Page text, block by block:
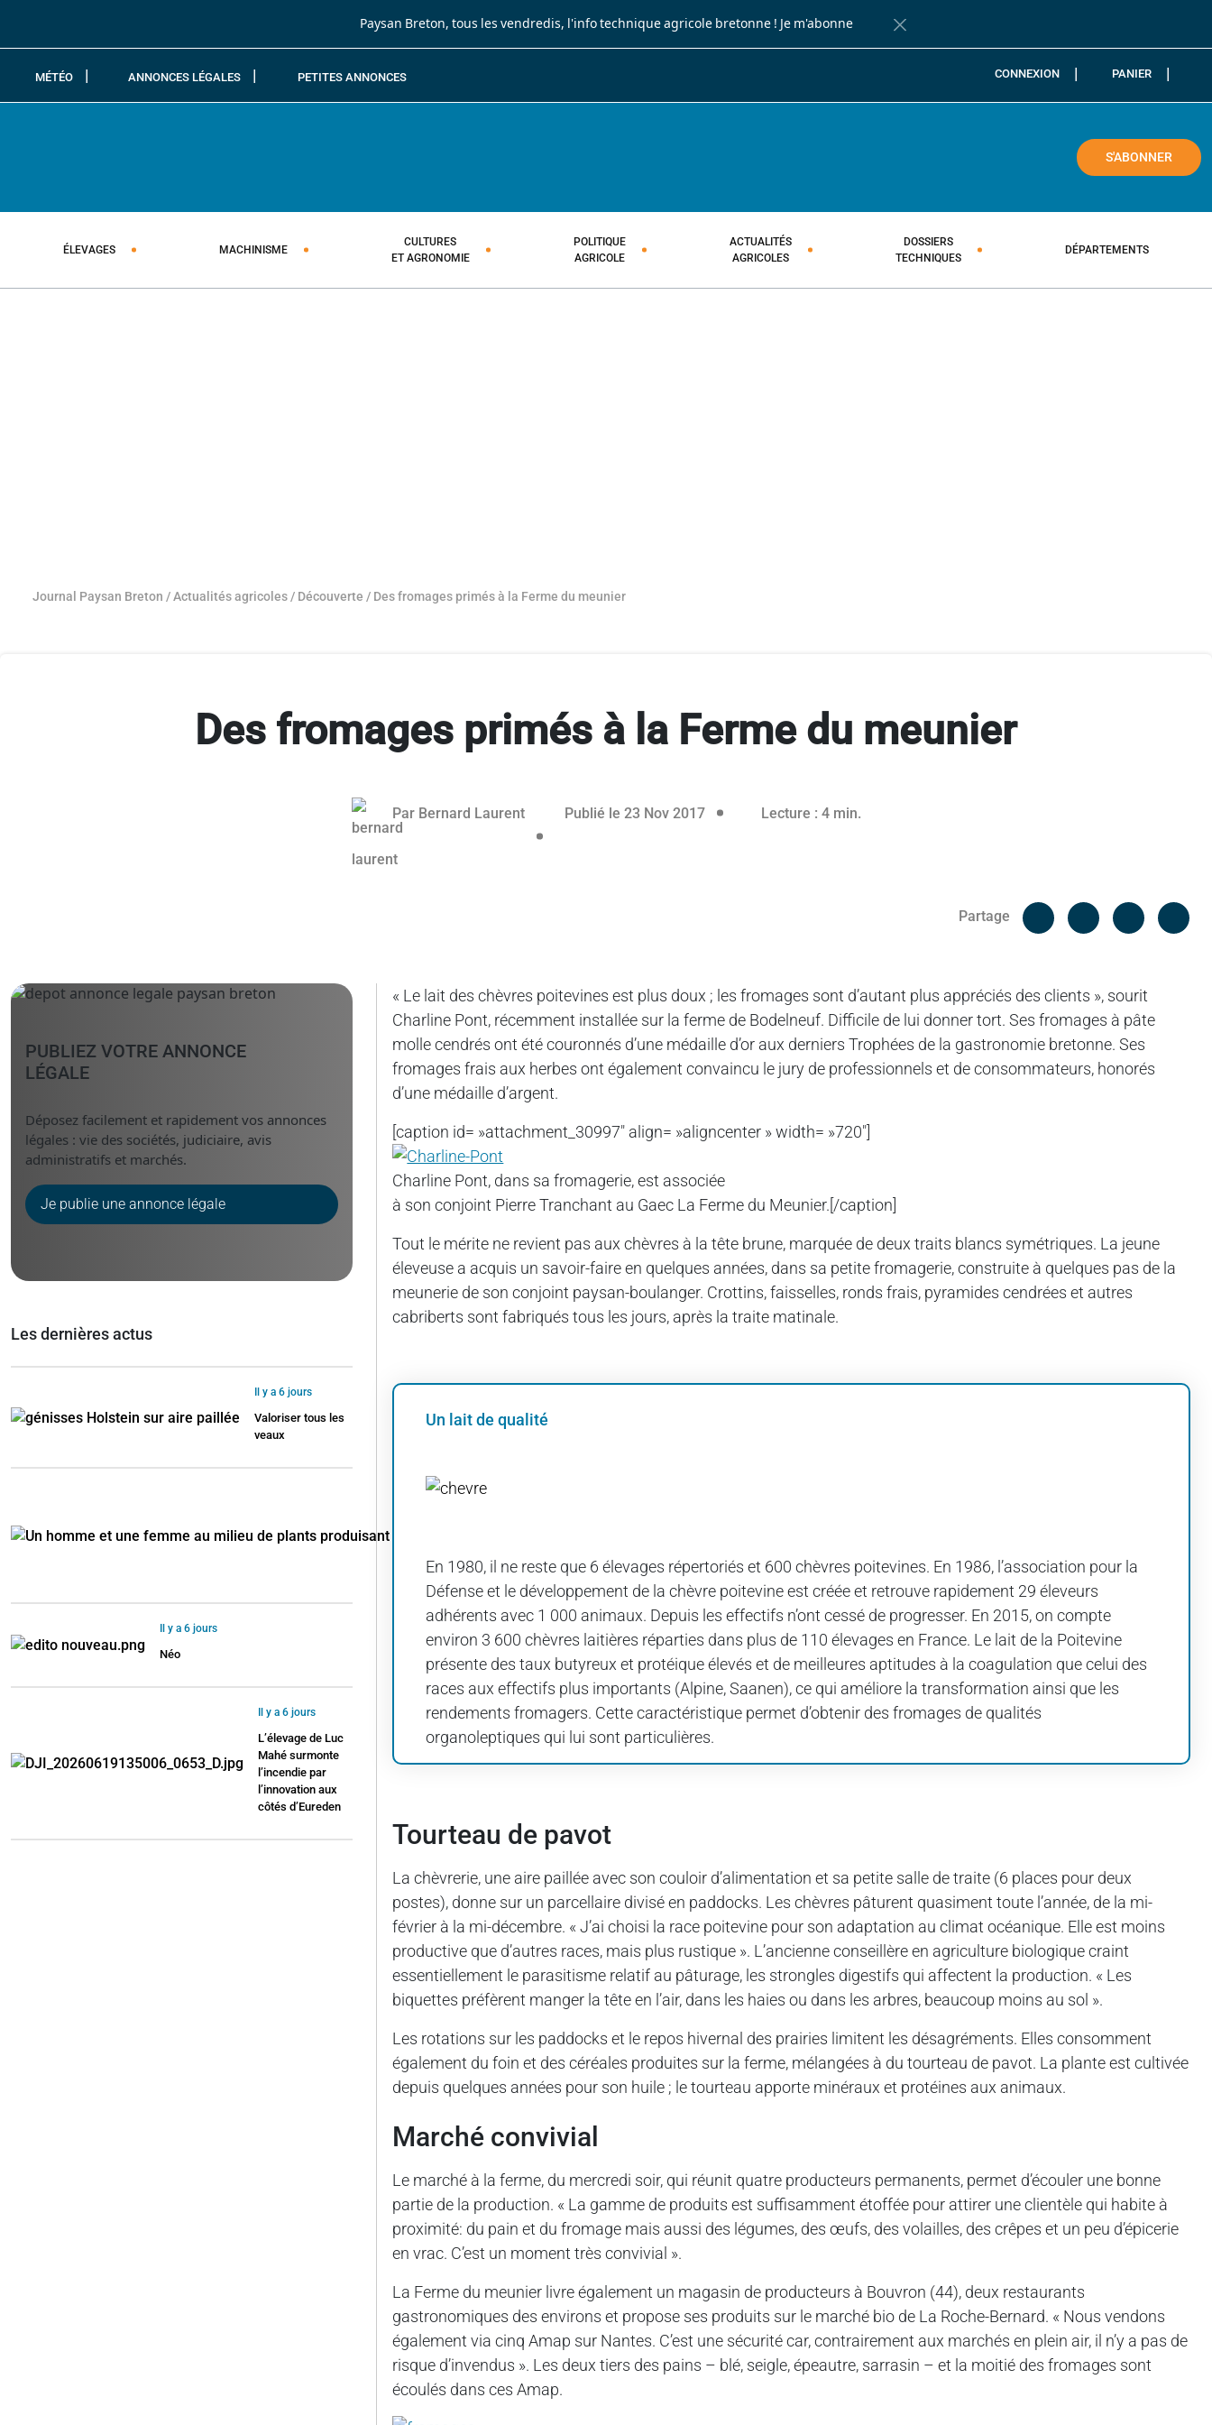
Paysan Breton, tous les vendredis, l'info technique agricole bretonne ! Je m'abonne
Fermer la barre de notification
MÉTÉO ANNONCES LÉGALES PETITES ANNONCES CONNEXION PANIER
S'ABONNER
ÉLEVAGES MACHINISME
CULTURES
ET AGRONOMIE
POLITIQUE
AGRICOLE
ACTUALITÉS
AGRICOLES
DOSSIERS
TECHNIQUES
DÉPARTEMENTS
Journal Paysan Breton /Actualités agricoles / Découverte / Des fromages primés à la Ferme du meunier
Des fromages primés à la Ferme du meunier
Par Bernard Laurent Publié le 23 Nov 201708 juillet 2026Lecture : 4 min.
Partage
Facebook
« Le lait des chèvres poitevines est plus doux ; les fromages sont d’autant plus appréciés des clients », sourit
Charline Pont, récemment installée sur la ferme de Bodelneuf. Difficile de lui donner tort. Ses fromages à pâte
molle cendrés ont été couronnés d’une médaille d’or aux derniers Trophées de la gastronomie bretonne. Ses
fromages frais aux herbes ont également convaincu le jury de professionnels et de consommateurs, honorés
d’une médaille d’argent.
[caption id= »attachment_30997″ align= »aligncenter » width= »720″]
Charline Pont, dans sa fromagerie, est associée
à son conjoint Pierre Tranchant au Gaec La Ferme du Meunier.[/caption]
Tout le mérite ne revient pas aux chèvres à la tête brune, marquée de deux traits blancs symétriques. La jeune
éleveuse a acquis un savoir-faire en quelques années, dans sa petite fromagerie, construite à quelques pas de la
meunerie de son conjoint paysan-boulanger. Crottins, faisselles, ronds frais, pyramides cendrées et autres
cabriberts sont fabriqués tous les jours, après la traite matinale.
Un lait de qualité
En 1980, il ne reste que 6 élevages répertoriés et 600 chèvres poitevines. En 1986, l’association pour la
Défense et le développement de la chèvre poitevine est créée et retrouve rapidement 29 éleveurs
adhérents avec 1 000 animaux. Depuis les effectifs n’ont cessé de progresser. En 2015, on compte
environ 3 600 chèvres laitières réparties dans plus de 110 élevages en France. Le lait de la Poitevine
présente des taux butyreux et protéique élevés et de meilleures aptitudes à la coagulation que celui des
races aux effectifs plus importants (Alpine, Saanen), ce qui améliore la transformation ainsi que les
rendements fromagers. Cette caractéristique permet d’obtenir des fromages de qualités
organoleptiques qui lui sont particulières.
Tourteau de pavot
La chèvrerie, une aire paillée avec son couloir d’alimentation et sa petite salle de traite (6 places pour deux
postes), donne sur un parcellaire divisé en paddocks. Les chèvres pâturent quasiment toute l’année, de la mi-
février à la mi-décembre. « J’ai choisi la race poitevine pour son adaptation au climat océanique. Elle est moins
productive que d’autres races, mais plus rustique ». L’ancienne conseillère en agriculture biologique craint
essentiellement le parasitisme relatif au pâturage, les strongles digestifs qui affectent la production. « Les
biquettes préfèrent manger la tête en l’air, dans les haies ou dans les arbres, beaucoup moins au sol ».
Les rotations sur les paddocks et le repos hivernal des prairies limitent les désagréments. Elles consomment
également du foin et des céréales produites sur la ferme, mélangées à du tourteau de pavot. La plante est cultivée
depuis quelques années pour son huile ; le tourteau apporte minéraux et protéines aux animaux.
Marché convivial
Le marché à la ferme, du mercredi soir, qui réunit quatre producteurs permanents, permet d’écouler une bonne
partie de la production. « La gamme de produits est suffisamment étoffée pour attirer une clientèle qui habite à
proximité: du pain et du fromage mais aussi des légumes, des œufs, des volailles, des crêpes et un peu d’épicerie
en vrac. C’est un moment très convivial ».
La Ferme du meunier livre également un magasin de producteurs à Bouvron (44), deux restaurants
gastronomiques des environs et propose ses produits sur le marché bio de La Roche-Bernard. « Nous vendons
également via cinq Amap sur Nantes. C’est une sécurité car, contrairement aux marchés en plein air, il n’y a pas de
risque d’invendus ». Les deux tiers des pains – blé, seigle, épeautre, sarrasin – et la moitié des fromages sont
écoulés dans ces Amap.
PUBLIEZ VOTRE ANNONCE
LÉGALE
Déposez facilement et rapidement vos annonces
légales : vie des sociétés, judiciaire, avis
administratifs et marchés.
Je publie une annonce légale
Les dernières actus
Il y a 6 jours
Valoriser tous les
veaux
légumes
Il y a 6 jours
Néo
Il y a 6 jours
L’élevage de Luc
Mahé surmonte
l’incendie par
l’innovation aux
côtés d’Eureden